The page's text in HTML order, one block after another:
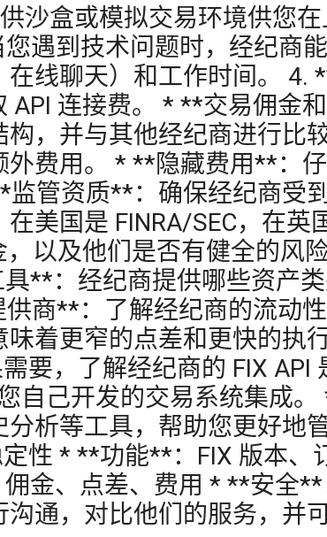
沙盒或模拟交易环境供您
遇到技术问题时，经纪商
线聊天）和工作时间。 4.
连接费。 * **交易佣金
，并与其他经纪商进行比
费用。 * **隐藏费用**：
管资质**：确保经纪商受
美国是 FINRA/SEC，在英
以及他们是否有健全的风
**：经纪商提供哪些资产类
商**：了解经纪商的流动
着更窄的点差和更快的执
要，了解经纪商的 FIX API
自己开发的交易系统集成
析等工具，帮助您更好地
性 * **功能**：FIX 版本、
金、点差、费用 * **安全
通，对比他们的服务，并